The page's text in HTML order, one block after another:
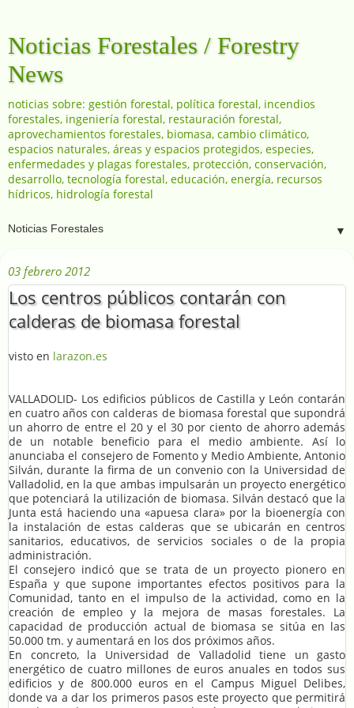
Noticias Forestales / Forestry
News
noticias sobre: gestión forestal, política forestal, incendios
forestales, ingeniería forestal, restauración forestal,
aprovechamientos forestales, biomasa, cambio climático,
espacios naturales, áreas y espacios protegidos, especies,
enfermedades y plagas forestales, protección, conservación,
desarrollo, tecnología forestal, educación, energía, recursos
hídricos, hidrología forestal
▼
03 febrero 2012
Los centros públicos contarán con
calderas de biomasa forestal
visto en larazon.es
VALLADOLID- Los edificios públicos de Castilla y León contarán
en cuatro años con calderas de biomasa forestal que supondrá
un ahorro de entre el 20 y el 30 por ciento de ahorro además
de un notable beneficio para el medio ambiente. Así lo
anunciaba el consejero de Fomento y Medio Ambiente, Antonio
Silván, durante la firma de un convenio con la Universidad de
Valladolid, en la que ambas impulsarán un proyecto energético
que potenciará la utilización de biomasa. Silván destacó que la
Junta está haciendo una «apuesa clara» por la bioenergía con
la instalación de estas calderas que se ubicarán en centros
sanitarios, educativos, de servicios sociales o de la propia
administración.
El consejero indicó que se trata de un proyecto pionero en
España y que supone importantes efectos positivos para la
Comunidad, tanto en el impulso de la actividad, como en la
creación de empleo y la mejora de masas forestales. La
capacidad de producción actual de biomasa se sitúa en las
50.000 tm. y aumentará en los dos próximos años.
En concreto, la Universidad de Valladolid tiene un gasto
energético de cuatro millones de euros anuales en todos sus
edificios y de 800.000 euros en el Campus Miguel Delibes,
donde va a dar los primeros pasos este proyecto que permitirá